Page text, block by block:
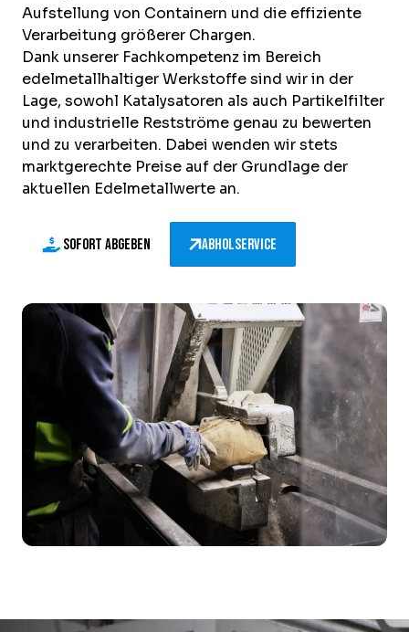
Aufstellung von Containern und die effiziente
Verarbeitung größerer Chargen.
Dank unserer Fachkompetenz im Bereich
edelmetallhaltiger Werkstoffe sind wir in der
Lage, sowohl Katalysatoren als auch Partikelfilter
und industrielle Restströme genau zu bewerten
und zu verarbeiten. Dabei wenden wir stets
marktgerechte Preise auf der Grundlage der
aktuellen Edelmetallwerte an.
Sofort abgeben Abholservice